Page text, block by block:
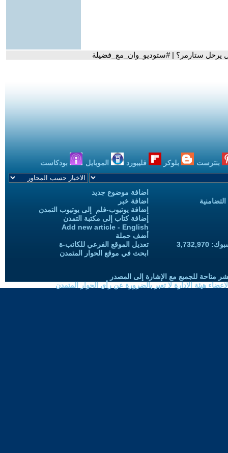
يرحل ستارمر؟ | #ستوديو_وان_مع_فضيلة
بنترست بلوكر فليبورد الموبايل بودكاست
اضافة موضوع جديد
اضافة خبر
إضافة يوتيوب-فلم إلى يوتيوب التمدن
إضافة كتاب إلى مكتبة التمدن
Add new article - English
أضف حملة
تعديل الموقع الفرعي للكاتب-ة
ابحث في موقع الحوار المتمدن
متاحة للجميع مع الإشارة إلى المصدر
هيئة الادارة لا تعبر بالضرورة عن رأي الحوار المتمدن